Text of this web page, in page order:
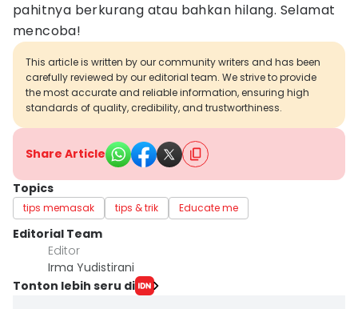
pahitnya berkurang atau bahkan hilang. Selamat
mencoba!
This article is written by our community writers and has been
carefully reviewed by our editorial team. We strive to provide
the most accurate and reliable information, ensuring high
standards of quality, credibility, and trustworthiness.
Share Article
Topics
tips memasak tips & trik Educate me
Editorial Team
Editor
Irma Yudistirani
Tonton lebih seru di